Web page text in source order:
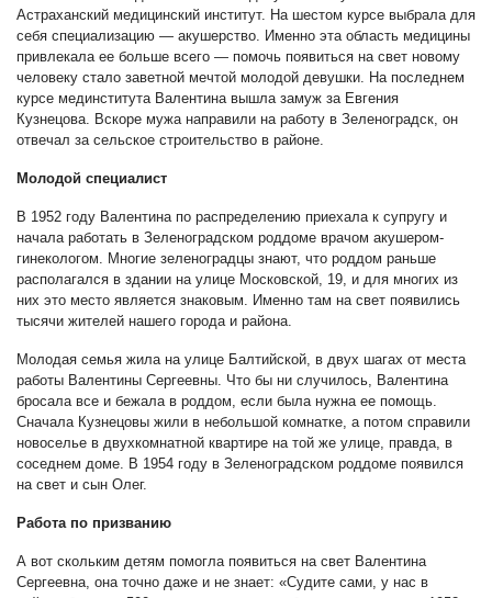
Астраханский медицинский институт. На шестом курсе выбрала для
себя специализацию — акушерство. Именно эта область медицины
привлекала ее больше всего — помочь появиться на свет новому
человеку стало заветной мечтой молодой девушки. На последнем
курсе мединститута Валентина вышла замуж за Евгения
Кузнецова. Вскоре мужа направили на работу в Зеленоградск, он
отвечал за сельское строительство в районе.
Молодой специалист
В 1952 году Валентина по распределению приехала к супругу и
начала работать в Зеленоградском роддоме врачом акушером-
гинекологом. Многие зеленоградцы знают, что роддом раньше
располагался в здании на улице Московской, 19, и для многих из
них это место является знаковым. Именно там на свет появились
тысячи жителей нашего города и района.
Молодая семья жила на улице Балтийской, в двух шагах от места
работы Валентины Сергеевны. Что бы ни случилось, Валентина
бросала все и бежала в роддом, если была нужна ее помощь.
Сначала Кузнецовы жили в небольшой комнатке, а потом справили
новоселье в двухкомнатной квартире на той же улице, правда, в
соседнем доме. В 1954 году в Зеленоградском роддоме появился
на свет и сын Олег.
Работа по призванию
А вот скольким детям помогла появиться на свет Валентина
Сергеевна, она точно даже и не знает: «Судите сами, у нас в